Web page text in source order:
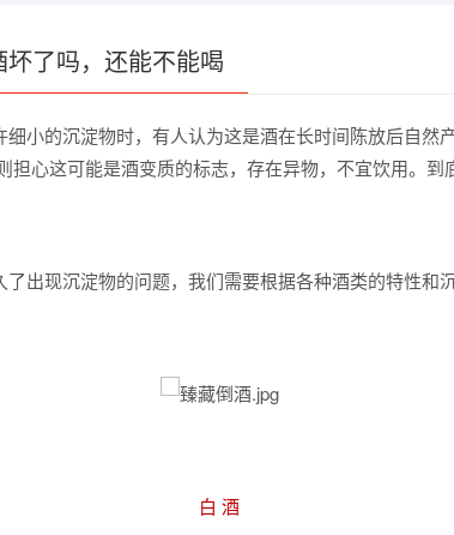
了吗，还能不能喝
细小的沉淀物时，有人认为这是酒在长时间陈放后自然
担心这可能是酒变质的标志，存在异物，不宜饮用。到
出现沉淀物的问题，我们需要根据各种酒类的特性和
白 酒
红色壹号 臻藏甲辰龙年 生肖酒